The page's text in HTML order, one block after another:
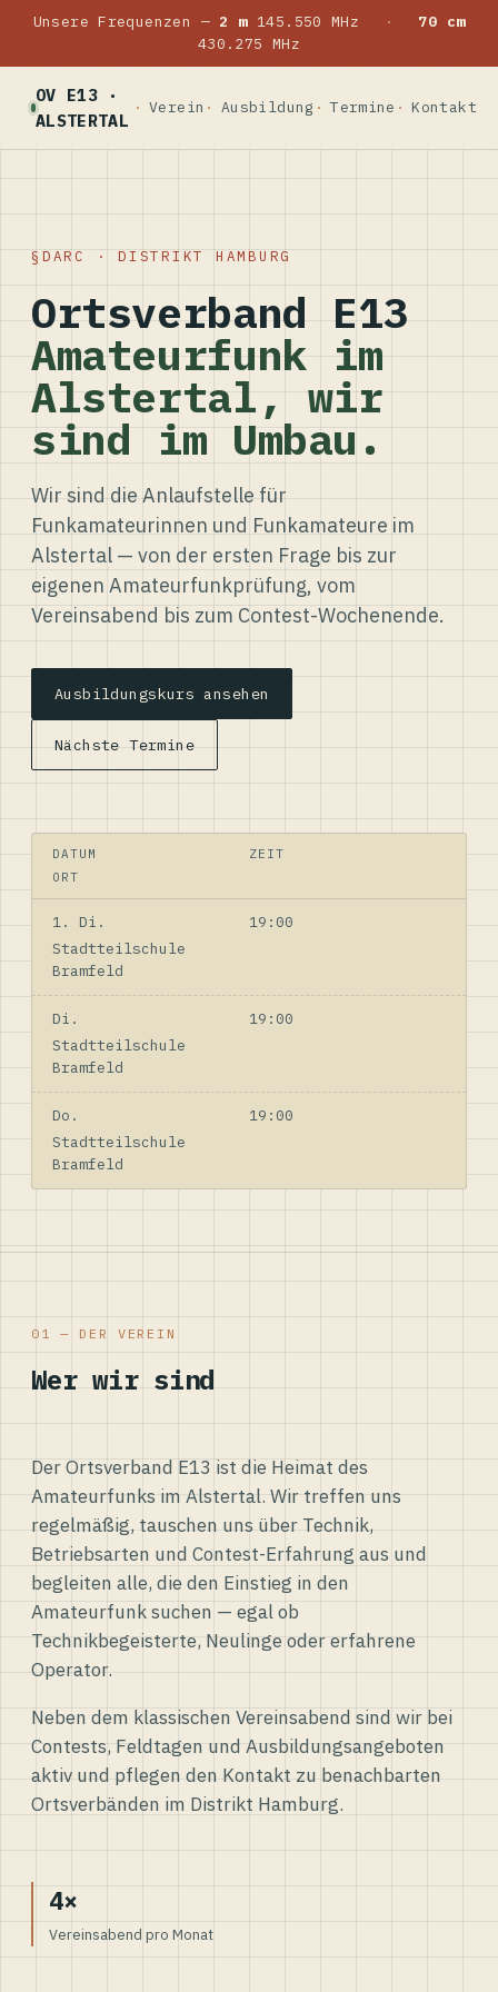
Unsere Frequenzen — 2 m145.550 MHz ·
70 cm
430.275 MHz
OV E13 ·
ALSTERTAL
Verein Ausbildung Termine Kontakt
DARC · DISTRIKT HAMBURG
Ortsverband E13
Amateurfunk im
Alstertal, wir
sind im Umbau.
Wir sind die Anlaufstelle für
Funkamateurinnen und Funkamateure im
Alstertal — von der ersten Frage bis zur
eigenen Amateurfunkprüfung, vom
Vereinsabend bis zum Contest-Wochenende.
Ausbildungskurs ansehen
Nächste Termine
DATUM
ZEIT
ORT
1. Di.
19:00
Stadtteilschule
Bramfeld
Di.
19:00
Stadtteilschule
Bramfeld
Do.
19:00
Stadtteilschule
Bramfeld
01 — DER VEREIN
Wer wir sind
Der Ortsverband E13 ist die Heimat des
Amateurfunks im Alstertal. Wir treffen uns
regelmäßig, tauschen uns über Technik,
Betriebsarten und Contest-Erfahrung aus und
begleiten alle, die den Einstieg in den
Amateurfunk suchen — egal ob
Technikbegeisterte, Neulinge oder erfahrene
Operator.
Neben dem klassischen Vereinsabend sind wir bei
Contests, Feldtagen und Ausbildungsangeboten
aktiv und pflegen den Kontakt zu benachbarten
Ortsverbänden im Distrikt Hamburg.
4×
Vereinsabend pro Monat